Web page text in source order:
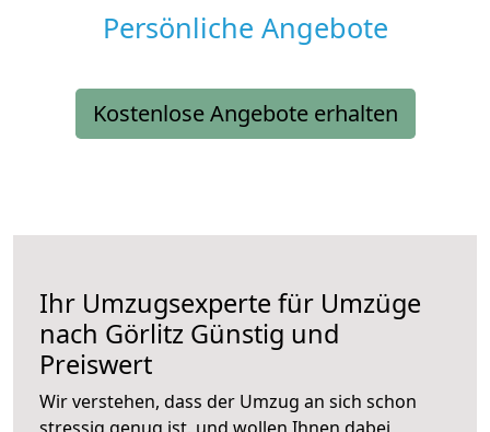
Persönliche Angebote
Kostenlose Angebote erhalten
Ihr Umzugsexperte für Umzüge
nach Görlitz Günstig und
Preiswert
Wir verstehen, dass der Umzug an sich schon